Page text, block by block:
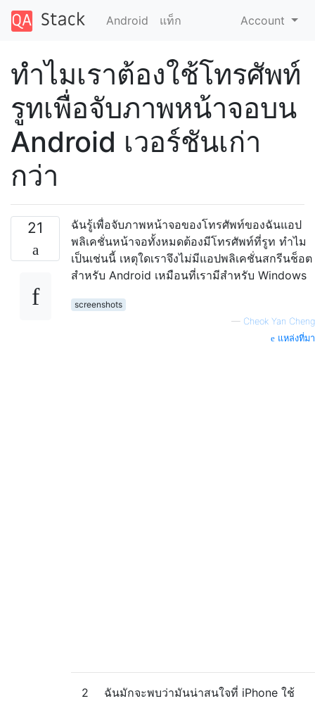
Android แท็ก Account
ทำไมเราต้องใช้โทรศัพท์
รูทเพื่อจับภาพหน้าจอบน
Android เวอร์ชันเก่า
กว่า
21
ฉันรู้เพื่อจับภาพหน้าจอของโทรศัพท์ของฉันแอป
พลิเคชั่นหน้าจอทั้งหมดต้องมีโทรศัพท์ที่รูท ทำไม
เป็นเช่นนี้ เหตุใดเราจึงไม่มีแอปพลิเคชั่นสกรีนช็อต
สำหรับ Android เหมือนที่เรามีสำหรับ Windows
screenshots
— Cheok Yan Cheng
แหล่งที่มา
2
ฉันมักจะพบว่ามันน่าสนใจที่ iPhone ใช้